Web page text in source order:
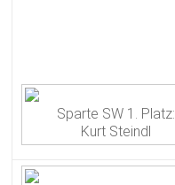
Sparte SW 1. Platz:
Kurt Steindl